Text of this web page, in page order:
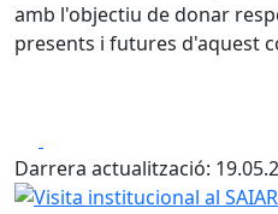
amb l'objectiu de donar
presents i futures d'aquest
Darrera actualització:
Visita institucional al SAIAR